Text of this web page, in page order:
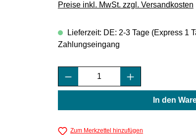
Preise inkl. MwSt. zzgl. Versandkosten
Lieferzeit: DE: 2-3 Tage (Express 1
Zahlungseingang
Produkt Anzahl: Gib den
In den
Zum Merkzettel hinzufügen